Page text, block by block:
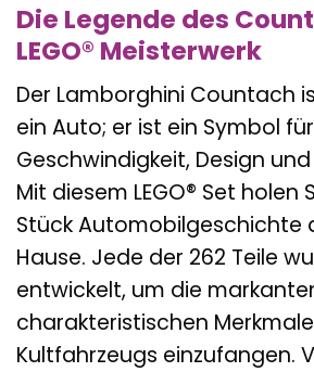
Die Legende des
LEGO® Meisterwerk
Der Lamborghini Countach
ein Auto; er ist ein Symbol für
Geschwindigkeit, Design
Mit diesem LEGO® Set holen
Stück Automobilgeschichte
Hause. Jede der 262 Teile
entwickelt, um die
charakteristischen
Kultfahrzeugs einzufangen.